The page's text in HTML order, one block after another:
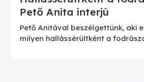
Pető Anita interjú
Pető Anitával beszélgettünk, aki
milyen hallássérültként a